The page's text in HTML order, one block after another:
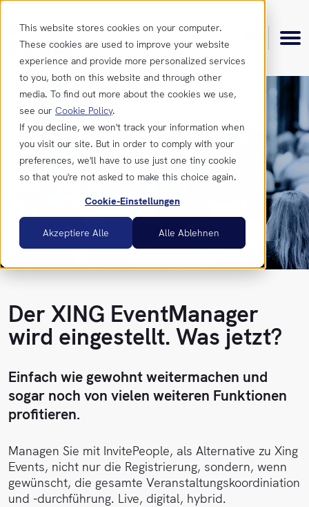
This website stores cookies on your computer.
These cookies are used to improve your website
experience and provide more personalized services
to you, both on this website and through other
media. To find out more about the cookies we use,
see our Cookie Policy.
If you decline, we won't track your information when
you visit our site. But in order to comply with your
preferences, we'll have to use just one tiny cookie
so that you're not asked to make this choice again.
Cookie-Einstellungen
Akzeptiere Alle Alle Ablehnen
Produkt
Funktionen
Integrationen
Ressourcen
Blog
Hilfe-
Center
API-
Referenz
Kontakt
Kontakt
Demo
buchen
Helpdesk
Folgen
auf
LinkedIn
Der XING EventManager
wird eingestellt. Was jetzt?
Einfach wie gewohnt weitermachen und
sogar noch von vielen weiteren Funktionen
profitieren.
Managen Sie mit InvitePeople, als Alternative zu Xing
Events, nicht nur die Registrierung, sondern, wenn
gewünscht, die gesamte Veranstaltungskoordiniation
und -durchführung. Live, digital, hybrid.